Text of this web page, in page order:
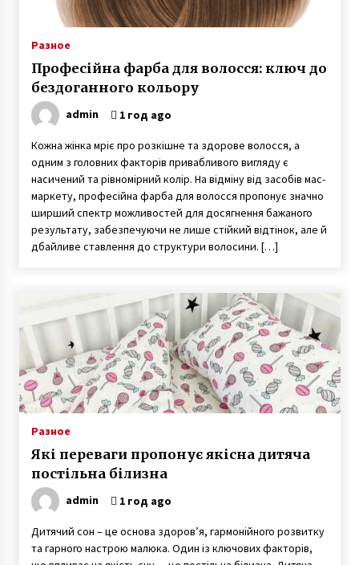
Разное
Професійна фарба для волосся: ключ до
бездоганного кольору
admin 1 год ago
Кожна жінка мріє про розкішне та здорове волосся, а
одним з головних факторів привабливого вигляду є
насичений та рівномірний колір. На відміну від засобів мас-
маркету, професійна фарба для волосся пропонує значно
ширший спектр можливостей для досягнення бажаного
результату, забезпечуючи не лише стійкий відтінок, але й
дбайливе ставлення до структури волосини. […]
Разное
Які переваги пропонує якісна дитяча
постільна білизна
admin 1 год ago
Дитячий сон – це основа здоров’я, гармонійного розвитку
та гарного настрою малюка. Один із ключових факторів,